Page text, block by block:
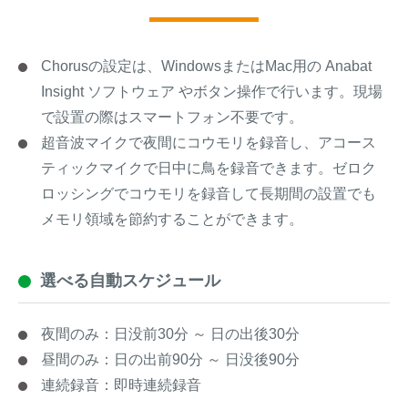
Chorusの設定は、WindowsまたはMac用の Anabat
Insight ソフトウェア やボタン操作で行います。現場
で設置の際はスマートフォン不要です。
超音波マイクで夜間にコウモリを録音し、アコース
ティックマイクで日中に鳥を録音できます。ゼロク
ロッシングでコウモリを録音して長期間の設置でも
メモリ領域を節約することができます。
選べる自動スケジュール
夜間のみ：日没前30分 ～ 日の出後30分
昼間のみ：日の出前90分 ～ 日没後90分
連続録音：即時連続録音